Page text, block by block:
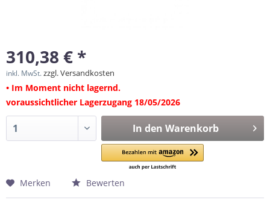
310,38 € *
inkl. MwSt.zzgl. Versandkosten
• Im Moment nicht lagernd.
voraussichtlicher Lagerzugang 18/05/2026
In den Warenkorb
Merken Bewerten